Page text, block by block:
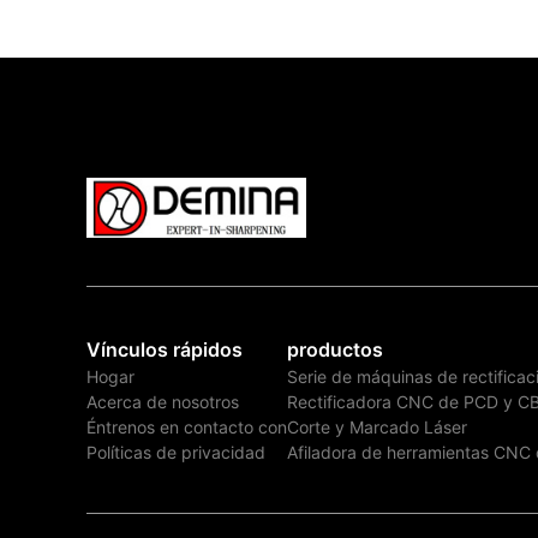
Vínculos rápidos
Hogar
Acerca de nosotros
Éntrenos en contacto con
Políticas de privacidad
productos
Serie de máquinas de
Rectificadora CNC de PCD y
Corte y Marcado Láser
Afiladora de herramientas CNC